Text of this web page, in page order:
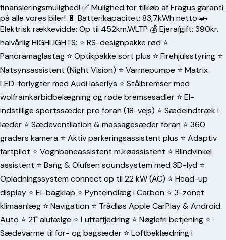
finansieringsmulighed! ✅ Mulighed for tilkøb af Fragus garanti
på alle vores biler! 🔋 Batterikapacitet: 83,7kWh netto 🚗
Elektrisk rækkevidde: Op til 452km.WLTP 💰 Ejerafgift: 390kr.
halvårlig HIGHLIGHTS: ⭐️ RS-designpakke rød ⭐️
Panoramaglastag ⭐️ Optikpakke sort plus ⭐️ Firehjulsstyring ⭐️
Natsynsassistent (Night Vision) ⭐️ Varmepumpe ⭐️ Matrix
LED-forlygter med Audi laserlys ⭐️ Stålbremser med
wolframkarbidbelægning og røde bremsesadler ⭐️ El-
indstillige sportssæder pro foran (18-vejs) ⭐️ Sædeindtræk i
læder ⭐️ Sædeventilation & massagesæder foran ⭐️ 360
graders kamera ⭐️ Aktiv parkeringsassistent plus ⭐️ Adaptiv
fartpilot ⭐️ Vognbaneassistent m.køassistent ⭐️ Blindvinkel
assistent ⭐️ Bang & Olufsen soundsystem med 3D-lyd ⭐️
Opladningssystem connect op til 22 kW (AC) ⭐️ Head-up
display ⭐️ El-bagklap ⭐️ Pynteindlæg i Carbon ⭐️ 3-zonet
klimaanlæg ⭐️ Navigation ⭐️ Trådløs Apple CarPlay & Android
Auto ⭐️ 21" alufælge ⭐️ Luftaffjedring ⭐️ Nøglefri betjening ⭐️
Sædevarme til for- og bagsæder ⭐️ Loftbeklædning i